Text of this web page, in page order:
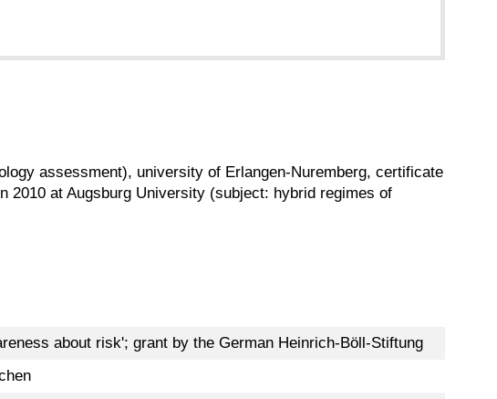
assessment), university of Erlangen-Nuremberg, certificate
2010 at Augsburg University (subject: hybrid regimes of
about risk'; grant by the German Heinrich-Böll-Stiftung